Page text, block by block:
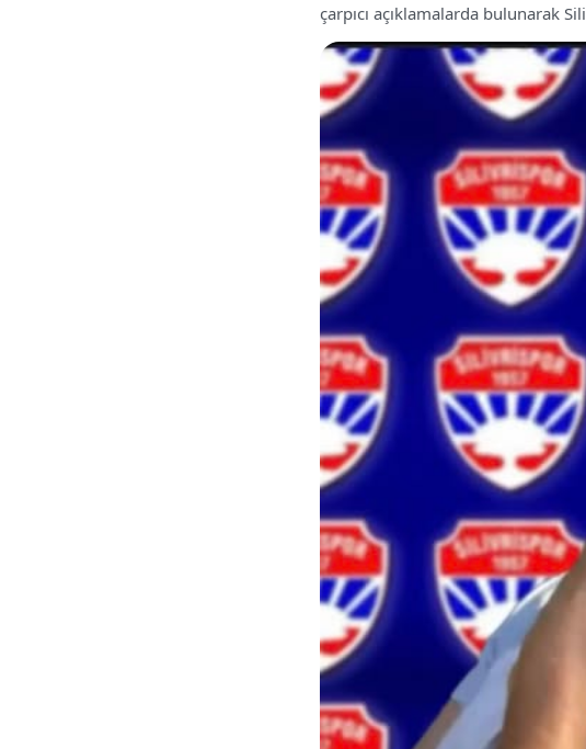
çarpıcı açıklamalarda bulunarak